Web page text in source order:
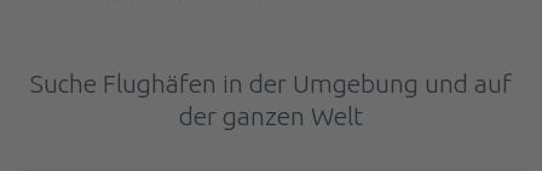
Suche Flughäfen in der Umgebung und auf
der ganzen Welt